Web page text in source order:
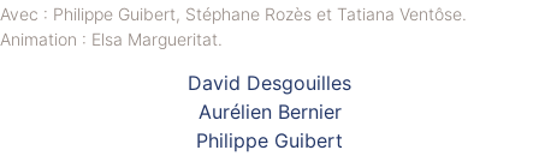
Avec : Philippe Guibert, Stéphane Rozès et Tatiana Ventôse.
Animation : Elsa Margueritat.
David Desgouilles
Aurélien Bernier
Philippe Guibert